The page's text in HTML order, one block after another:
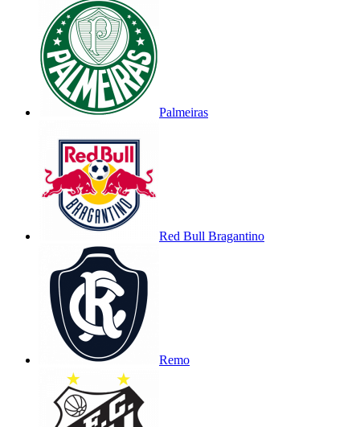
Palmeiras
Red Bull Bragantino
Remo